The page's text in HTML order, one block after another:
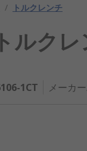
/ トルクレンチ
トルク
1CT メーカ